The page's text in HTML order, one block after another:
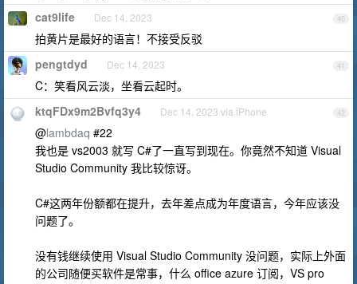
40
cat9life Dec 14, 2023
拍黄片是最好的语言！不接受反驳
41
pengtdyd Dec 14, 2023
C：笑看风云淡，坐看云起时。
42
ktqFDx9m2Bvfq3y4 Dec 14, 2023 via iPhone
@lambdaq #22
我也是 vs2003 就写 C#了一直写到现在。你竟然不知道 Visual
Studio Community 我比较惊讶。
C#这两年份额都在提升，去年差点成为年度语言，今年应该没
问题了。
没有钱继续使用 Visual Studio Community 没问题，实际上外面
的公司随便买软件是常事，什么 office azure 订阅，VS pro